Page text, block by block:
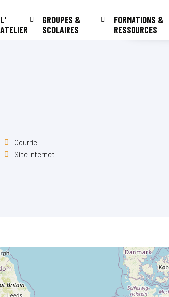
L'
ATELIER
GROUPES &
SCOLAIRES
FORMATIONS &
RESSOURCES
Courriel
Site Internet